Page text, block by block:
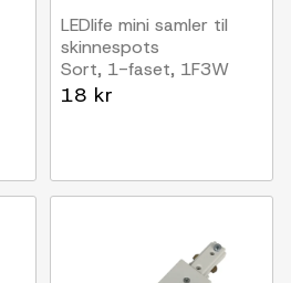
LEDlife mini samler til
skinnespots
Sort, 1-faset, 1F3W
18 kr